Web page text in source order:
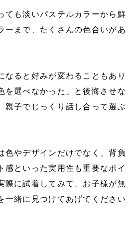
ても淡いパステルカラーから鮮
ーまで、たくさんの色合いがあ
なると好みが変わることもあり
を選べなかった」と後悔させな
親子でじっくり話し合って選ぶ
色やデザインだけでなく、背負
感といった実用性も重要なポイ
際に試着してみて、お子様が無
一緒に見つけてあげてください